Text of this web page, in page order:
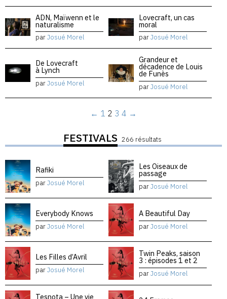
ADN, Maïwenn et le
naturalisme
parJosué Morel
Lovecraft, un cas
moral
parJosué Morel
De Lovecraft
à Lynch
parJosué Morel
Grandeur et
décadence de Louis
de Funès
parJosué Morel
← 1 2 3 4 →
FESTIVALS 266 résultats
Rafiki
parJosué Morel
Les Oiseaux de
passage
parJosué Morel
Everybody Knows
parJosué Morel
A Beautiful Day
parJosué Morel
Les Filles d’Avril
parJosué Morel
Twin Peaks, saison
3 : épisodes 1 et 2
parJosué Morel
Tesnota – Une vie